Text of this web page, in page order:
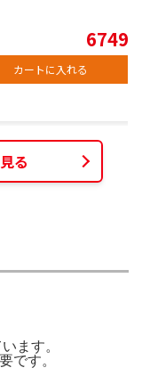
6749
カートに入れる
る
ます。
です。